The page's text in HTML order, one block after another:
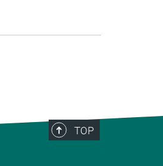
TOP